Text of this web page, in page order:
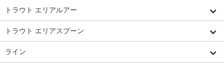
トラウト エリアルアー
トラウト エリアスプーン
ライン